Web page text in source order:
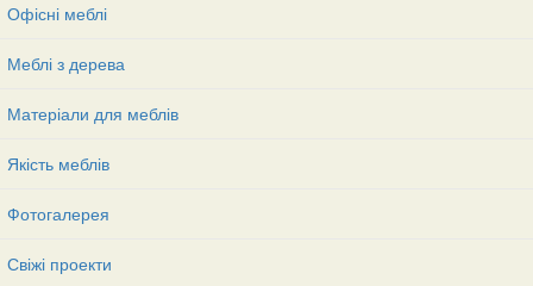
Офісні меблі
Меблі з дерева
Матеріали для меблів
Якість меблів
Фотогалерея
Свіжі проекти